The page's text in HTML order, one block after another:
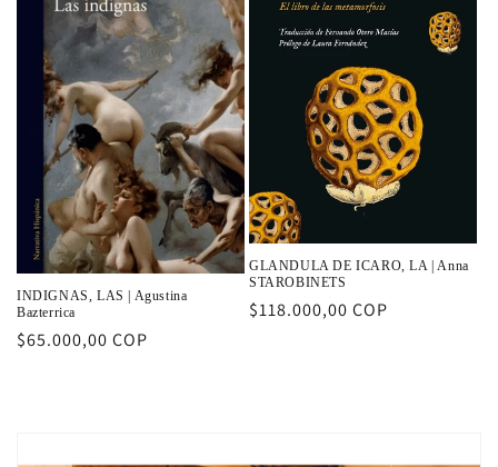
INDIGNAS, LAS | Agustina
Bazterrica
Precio
$65.000,00 COP
GLANDULA DE ICARO, LA | Anna
STAROBINETS
Precio
$118.000,00 COP